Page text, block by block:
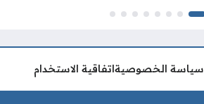
سياسة الخصوصية اتفاقية الاستخدام